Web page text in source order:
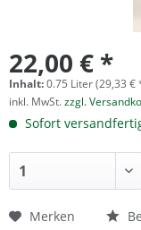
22,00 € *
Inhalt:0.75 Liter (29,33 €
inkl. MwSt.zzgl.
Sofort
Merken